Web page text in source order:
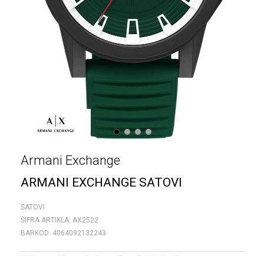
1 2 3 4
Armani Exchange
ARMANI EXCHANGE SATOVI
SATOVI
ŠIFRA ARTIKLA: AX2522
BARKOD: 4064092132243